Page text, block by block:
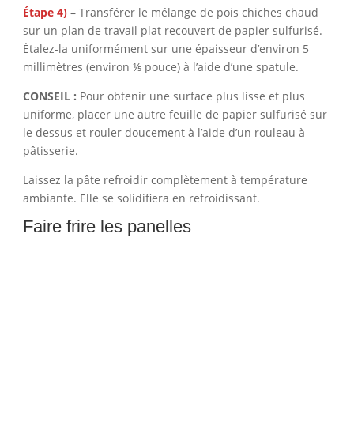
Étape 4)– Transférer le mélange de pois chiches chaud
sur un plan de travail plat recouvert de papier sulfurisé.
Étalez-la uniformément sur une épaisseur d’environ 5
millimètres (environ ⅕ pouce) à l’aide d’une spatule.
CONSEIL : Pour obtenir une surface plus lisse et plus
uniforme, placer une autre feuille de papier sulfurisé sur
le dessus et rouler doucement à l’aide d’un rouleau à
pâtisserie.
Laissez la pâte refroidir complètement à température
ambiante. Elle se solidifiera en refroidissant.
Faire frire les panelles